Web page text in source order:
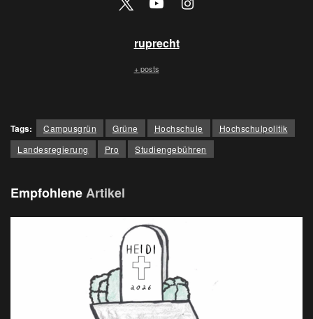
ruprecht
+ posts
Tags: Campusgrün Grüne Hochschule
Hochschulpolitik
Landesregierung
Pro Studiengebühren
EmpfohleneArtikel